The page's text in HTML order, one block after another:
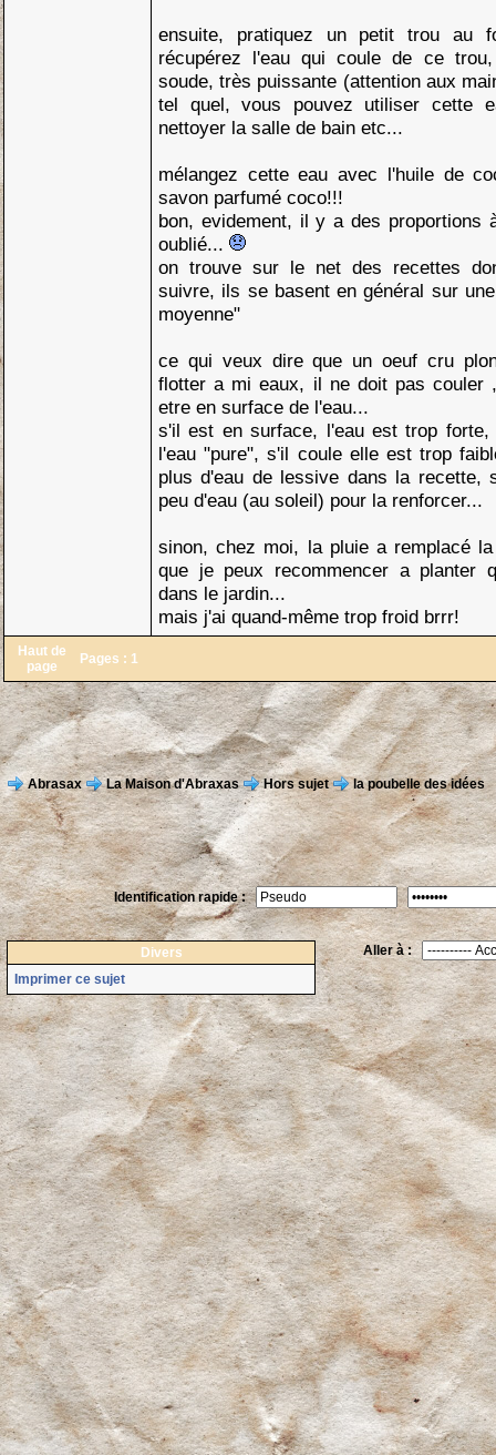
ensuite, pratiquez un petit trou au
récupérez l'eau qui coule de ce
soude, très puissante (attention aux
tel quel, vous pouvez utiliser cette
nettoyer la salle de bain etc...
mélangez cette eau avec l'huile de
savon parfumé coco!!!
bon, evidement, il y a des proportions
oublié...
on trouve sur le net des recettes
suivre, ils se basent en général sur
moyenne"
ce qui veux dire que un oeuf cru
flotter a mi eaux, il ne doit pas couler
etre en surface de l'eau...
s'il est en surface, l'eau est trop
l'eau "pure", s'il coule elle est trop
plus d'eau de lessive dans la recette,
peu d'eau (au soleil) pour la renforcer...
sinon, chez moi, la pluie a remplacé
que je peux recommencer a planter
dans le jardin...
mais j'ai quand-même trop froid brrr!
Haut de
page
Pages : 1
Abrasax La Maison d'Abraxas Hors sujet la poubelle des idées
Identification rapide :
Divers
Imprimer ce sujet
Aller à :